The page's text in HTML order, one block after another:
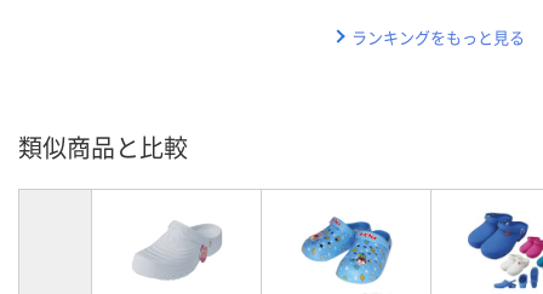
ランキングをもっと見る
類似商品と比較